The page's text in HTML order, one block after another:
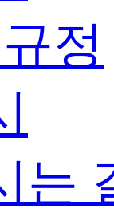
정
는